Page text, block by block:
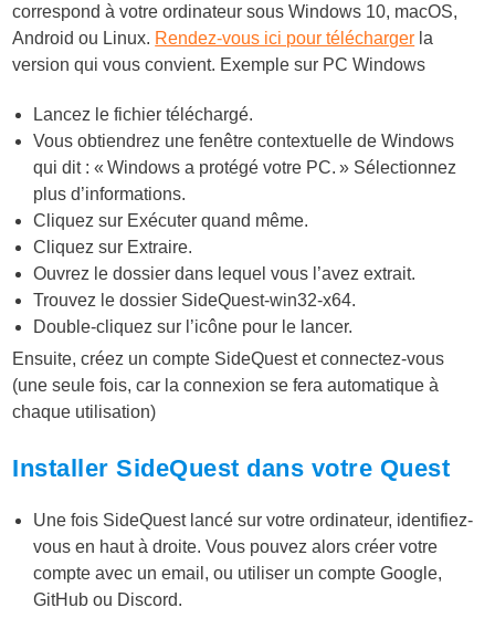
correspond à votre ordinateur sous Windows 10, macOS,
Android ou Linux. Rendez-vous ici pour télécharger la
version qui vous convient. Exemple sur PC Windows
Lancez le fichier téléchargé.
Vous obtiendrez une fenêtre contextuelle de Windows
qui dit : « Windows a protégé votre PC. » Sélectionnez
plus d’informations.
Cliquez sur Exécuter quand même.
Cliquez sur Extraire.
Ouvrez le dossier dans lequel vous l’avez extrait.
Trouvez le dossier SideQuest-win32-x64.
Double-cliquez sur l’icône pour le lancer.
Ensuite, créez un compte SideQuest et connectez-vous
(une seule fois, car la connexion se fera automatique à
chaque utilisation)
Installer SideQuest dans votre Quest
Une fois SideQuest lancé sur votre ordinateur, identifiez-
vous en haut à droite. Vous pouvez alors créer votre
compte avec un email, ou utiliser un compte Google,
GitHub ou Discord.